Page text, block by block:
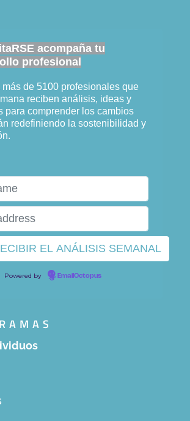
acompaña tu
profesional
más de 5100 profesionales que
reciben análisis, ideas y
para comprender los cambios
redefiniendo la sostenibilidad y
Powered by EmailOctopus